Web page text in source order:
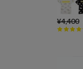
¥4,400